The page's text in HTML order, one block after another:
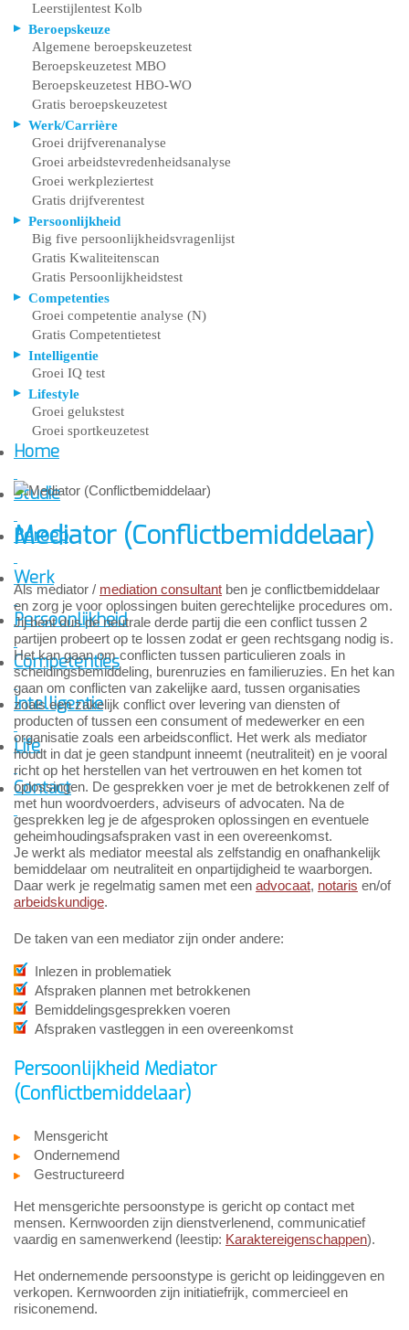
Leerstijlentest Kolb
Beroepskeuze
Algemene beroepskeuzetest
Beroepskeuzetest MBO
Beroepskeuzetest HBO-WO
Gratis beroepskeuzetest
Werk/Carrière
Groei drijfverenanalyse
Groei arbeidstevredenheidsanalyse
Groei werkpleziertest
Gratis drijfverentest
Persoonlijkheid
Big five persoonlijkheidsvragenlijst
Gratis Kwaliteitenscan
Gratis Persoonlijkheidstest
Competenties
Groei competentie analyse (N)
Gratis Competentietest
Intelligentie
Groei IQ test
Lifestyle
Groei gelukstest
Groei sportkeuzetest
Home
Studie
Beroep
Werk
Persoonlijkheid
Competenties
Intelligentie
Life
Contact
Mediator (Conflictbemiddelaar)
Als mediator / mediation consultant ben je conflictbemiddelaar
en zorg je voor oplossingen buiten gerechtelijke procedures om.
Jij bent dus de neutrale derde partij die een conflict tussen 2
partijen probeert op te lossen zodat er geen rechtsgang nodig is.
Het kan gaan om conflicten tussen particulieren zoals in
scheidingsbemiddeling, burenruzies en familieruzies. En het kan
gaan om conflicten van zakelijke aard, tussen organisaties
zoals een zakelijk conflict over levering van diensten of
producten of tussen een consument of medewerker en een
organisatie zoals een arbeidsconflict. Het werk als mediator
houdt in dat je geen standpunt inneemt (neutraliteit) en je vooral
richt op het herstellen van het vertrouwen en het komen tot
oplossingen. De gesprekken voer je met de betrokkenen zelf of
met hun woordvoerders, adviseurs of advocaten. Na de
gesprekken leg je de afgesproken oplossingen en eventuele
geheimhoudingsafspraken vast in een overeenkomst.
Je werkt als mediator meestal als zelfstandig en onafhankelijk
bemiddelaar om neutraliteit en onpartijdigheid te waarborgen.
Daar werk je regelmatig samen met een advocaat, notaris en/of
arbeidskundige.
De taken van een mediator zijn onder andere:
Inlezen in problematiek
Afspraken plannen met betrokkenen
Bemiddelingsgesprekken voeren
Afspraken vastleggen in een overeenkomst
Persoonlijkheid Mediator
(Conflictbemiddelaar)
Mensgericht
Ondernemend
Gestructureerd
Het mensgerichte persoonstype is gericht op contact met
mensen. Kernwoorden zijn dienstverlenend, communicatief
vaardig en samenwerkend (leestip: Karaktereigenschappen).
Het ondernemende persoonstype is gericht op leidinggeven en
verkopen. Kernwoorden zijn initiatiefrijk, commercieel en
risiconemend.